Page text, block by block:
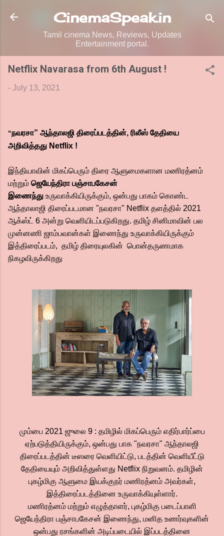
Skip to main content
CinemaSpeak.in
Tamil cinema News, Reviews, Updates
Entertainment portal.
Netflix Navarasa from 6th August !
- July 13, 2021
“நவரசா” ஆந்தாலஜி திரைப்படத்தின், ரிலீஸ் தேதியை
அறிவித்தது Netflix !
இந்தியாவின் மிகப்பெரும் திரை ஆளுமைகளான மணிரத்னம்
மற்றும் ஜெயேந்திரா பஞ்சாபகேசன்
இணைந்து உருவாக்கியிருக்கும், ஒன்பது பாகம் கொண்ட
ஆந்தாலாஜி திரைப்படமான "நவரசா" Netflix தளத்தில் 2021
ஆக்ஸ்ட் 6 அன்று வெளியிடப்படுகிறது. தமிழ் சினிமாவின் பல
முன்னணி ஜாம்பவான்கள் இணைந்து உருவாக்கியிருக்கும்
இத்திரைப்படம், தமிழ் திரையுலகின் பொன்தருணமாக
நிகழவிருக்கிறது
மும்பை 2021 ஜுலை 9 : தமிழில் மிகப்பெரும் எதிர்பார்ப்பை
ஏற்படுத்தியிருக்கும், ஒன்பது பாக "நவரசா" ஆந்தாலஜி
திரைப்படத்தின் டீஸரை வெளியிட்டு, படத்தின் வெளியீட்டு
தேதியையும் அறிவித்துள்ளது Netflix நிறுவனம். தமிழின்
புகழ்மிகு ஆளுமை இயக்குநர் மணிரத்னம் அவர்கள்,
இத்திரைப்படத்தினை உருவாக்கியுள்ளார்.
மணிரத்னம் மற்றும் எழுத்தாளர், புகழ்மிகு படைப்பாளி
ஜெயேந்திரா பஞ்சாபகேசன் இணைந்து, மனித உணர்வுகளின்
ஒன்பது ரசங்களின் அடிப்படையில் இப்படத்தினை